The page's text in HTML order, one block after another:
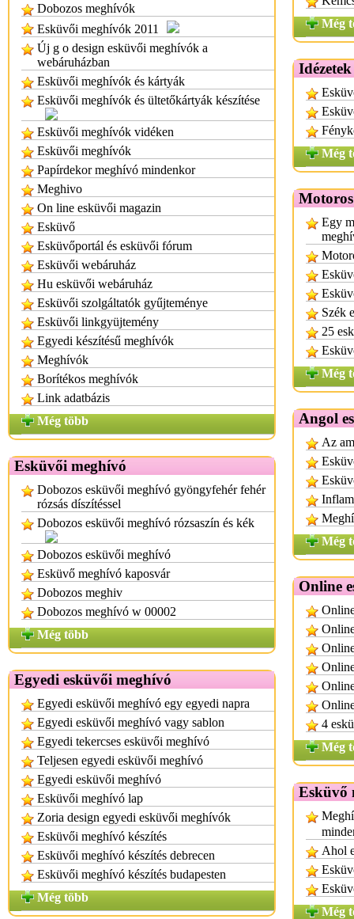
Dobozos meghívók
Esküvői meghívók 2011
Új g o design esküvői meghívók a
webáruházban
Esküvői meghívók és kártyák
Esküvői meghívók és ültetőkártyák készítése
Esküvői meghívók vidéken
Esküvői meghívók
Papírdekor meghívó mindenkor
Meghivo
On line esküvői magazin
Esküvő
Esküvőportál és esküvői fórum
Esküvői webáruház
Hu esküvői webáruház
Esküvői szolgáltatók gyűjteménye
Esküvői linkgyüjtemény
Egyedi készítésű meghívók
Meghívók
Borítékos meghívók
Link adatbázis
Még több
Esküvői meghívó
Dobozos esküvői meghívó gyöngyfehér fehér
rózsás díszítéssel
Dobozos esküvői meghívó rózsaszín és kék
Dobozos esküvői meghívó
Esküvő meghívó kaposvár
Dobozos meghiv
Dobozos meghívó w 00002
Még több
Egyedi esküvői meghívó
Egyedi esküvői meghívó egy egyedi napra
Egyedi esküvői meghívó vagy sablon
Egyedi tekercses esküvői meghívó
Teljesen egyedi esküvői meghívó
Egyedi esküvői meghívó
Esküvői meghívó lap
Zoria design egyedi esküvői meghívók
Esküvői meghívó készítés
Esküvői meghívó készítés debrecen
Esküvői meghívó készítés budapesten
Még több
Még
Még
Egy
Szék
25
Még
Angol
Az
Még
Online
4
Még
Esküvő
Ahol
Még